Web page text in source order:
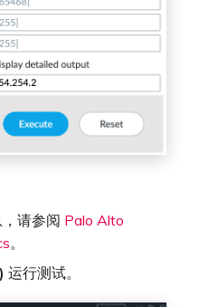
请参阅 Palo Alto
。
运行测试。